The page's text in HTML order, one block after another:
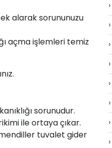
alarak sorununuzu
açma işlemleri temiz
sorunudur.
ile ortaya çıkar.
tuvalet gider